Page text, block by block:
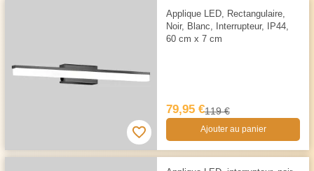
Applique LED, Rectangulaire,
Noir, Blanc, Interrupteur, IP44,
60 cm x 7 cm
79,95 €119 €
Ajouter au panier